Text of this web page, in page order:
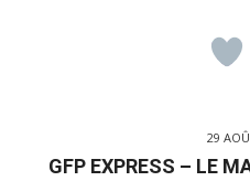
29
GFP EXPRESS – LE